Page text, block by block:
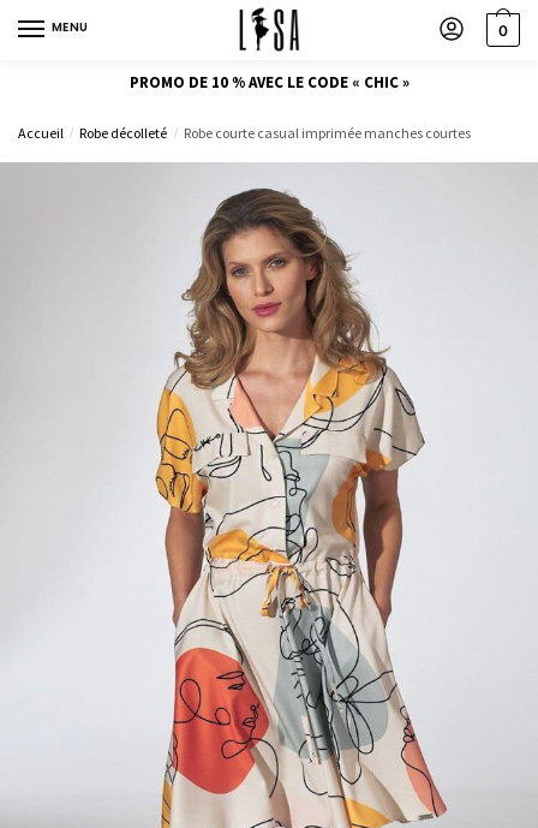
MENU 0
PROMO DE 10 % AVEC LE CODE « CHIC »
Accueil / Robe décolleté / Robe courte casual imprimée manches courtes